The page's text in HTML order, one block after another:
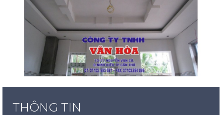
THÔNG TIN